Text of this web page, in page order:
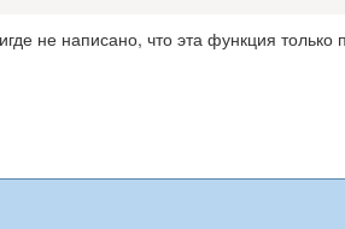
не написано, что эта функция